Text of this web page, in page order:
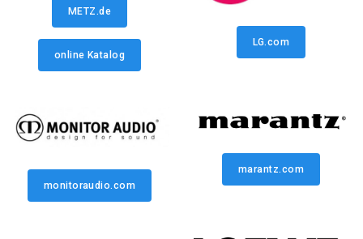
METZ.de
online Katalog
LG.com
monitoraudio.com
marantz.com